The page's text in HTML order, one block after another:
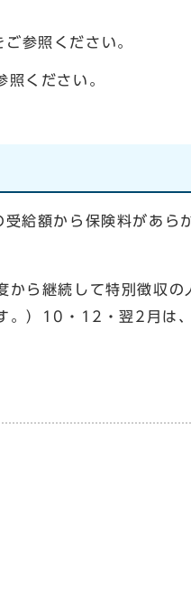
ご参照ください。
照ください。
給額から保険料があら
から継続して特別徴収
。）10・12・翌2月は